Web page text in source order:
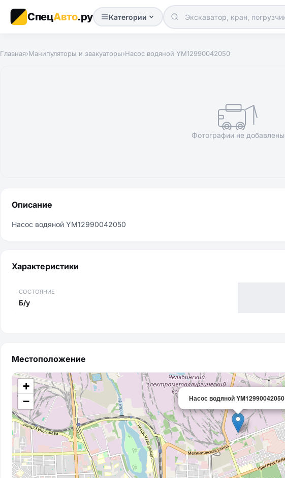
СпецАвто.ру Категории
Главная›Манипуляторы и эвакуаторы›Насос водяной YM12990042050
Фотографии не добавлены
Описание
Насос водяной YM12990042050
Характеристики
СОСТОЯНИЕ
Б/у
Местоположение
Насос водяной YM12990042050
+
−